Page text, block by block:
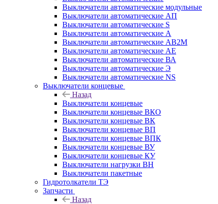
Выключатели автоматические модульные
Выключатели автоматические АП
Выключатели автоматические S
Выключатели автоматические А
Выключатели автоматические АВ2М
Выключатели автоматические АЕ
Выключатели автоматические ВА
Выключатели автоматические Э
Выключатели автоматические NS
Выключатели концевые
Назад
Выключатели концевые
Выключатели концевые ВКО
Выключатели концевые ВК
Выключатели концевые ВП
Выключатели концевые ВПК
Выключатели концевые ВУ
Выключатели концевые КУ
Выключатели нагрузки ВН
Выключатели пакетные
Гидротолкатели ТЭ
Запчасти
Назад